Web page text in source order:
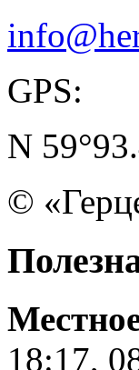
GPS:
N
©
18:17,